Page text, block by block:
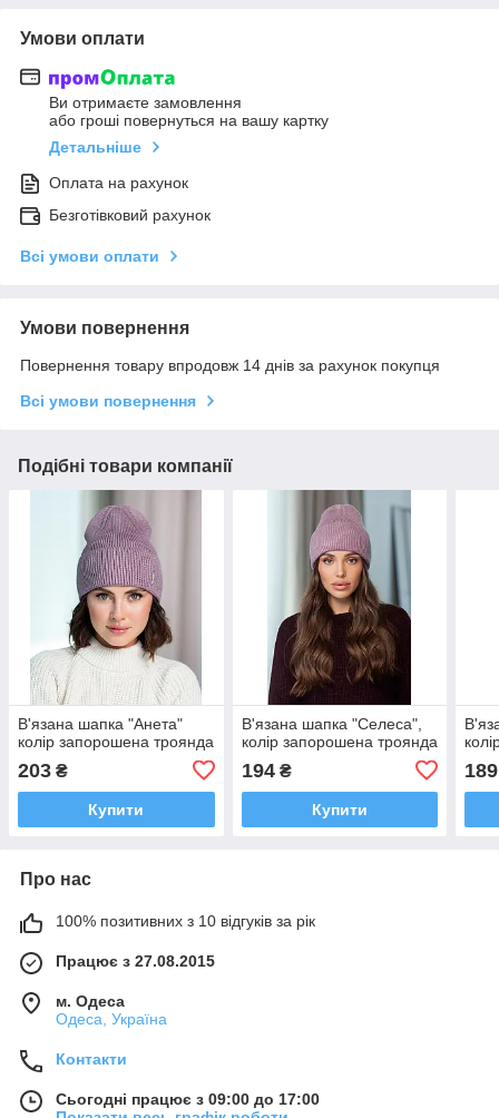
Умови оплати
Ви отримаєте замовлення
або гроші повернуться на вашу картку
Детальніше
Оплата на рахунок
Безготівковий рахунок
Всі умови оплати
Умови повернення
Повернення товару впродовж 14 днів за рахунок покупця
Всі умови повернення
Подібні товари компанії
В'язана шапка "Анета"
колір запорошена троянда
203 ₴
Купити
В'язана шапка "Селеса",
колір запорошена троянда
194₴
Купити
189
Про нас
100% позитивних з 10 відгуків за рік
Працює з 27.08.2015
м. Одеса
Одеса, Україна
Контакти
Сьогодні працює з 09:00 до 17:00